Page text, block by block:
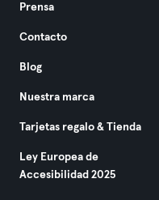
Prensa
Contacto
Blog
Nuestra marca
Tarjetas regalo & Tienda
Ley Europea de
Accesibilidad 2025